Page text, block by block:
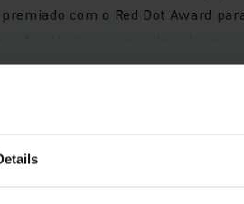
com o Red Dot Award
eficiente no
destes order pickers. Assim